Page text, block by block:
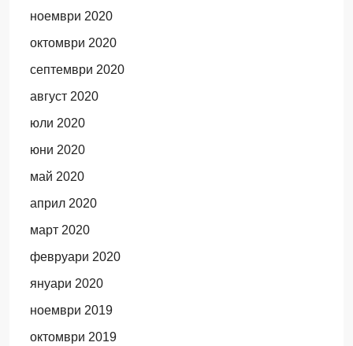
ноември 2020
октомври 2020
септември 2020
август 2020
юли 2020
юни 2020
май 2020
април 2020
март 2020
февруари 2020
януари 2020
ноември 2019
октомври 2019